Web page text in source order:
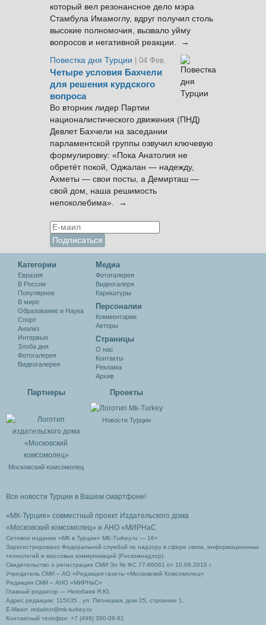
который вел резонансное дело мэра
Стамбула Имамоглу, вдруг получил столь
высокие полномочия, вызвало уйму
вопросов и негативной реакции. →
Повестка дня Турции
| 04 Фев.
Четыре условия Бахчели
для решения курдского
вопроса
Во вторник лидер Партии
националистического движения (ПНД)
Девлет Бахчели на заседании
парламентской группы озвучил ключевую
формулировку: «Пока Анатолия не
обретёт покой, Оджалан — надежду,
Ахметы — свои посты, а Демирташ —
свой дом, наша решимость
непоколебима». →
Категории
Евразия
В России
Популярное
В мире
Образование и Наука
Спорт
Анализ
Интервью
Злоба дня
Фотогалерея
Видеогалерея
Медиа
Фотогалерея
Видеогалеря
Карикатуры
Персоналии
Комментарии
Авторы
Cтраницы
О нас
Контакты
Реклама
Архив
Партнеры
Московский комсомолец
Проекты
Новости Турции
Все новости Турции в Вашем смартфоне!
«МК-Турция» совместный проект Издательского дома
«Московский комсомолец» и АНО «МИРНаС
Сетевое издание «МК в Турции» MK-Turkey.ru — 16+
Зарегистрировано Федеральной службой по надзору в сфере связи, информационных
технологий и массовых коммуникаций (Роскомнадзор).
Свидетельство о регистрации СМИ Эл № ФС 77-66061 от 10.06.2016 г.
Учредитель СМИ – АО «Редакция газеты «Московский Комсомолец»
Редакция СМИ – АНО «МИРНаС»
Главный редактор — Ниязбаев Я.Ю.
Адрес редакции: 115035 , ул. Пятницкая, дом 25, строение 1.
Е-Маил: redaktor@mk-turkey.ru
Контактный телефон: +7 (499) 390-08-91